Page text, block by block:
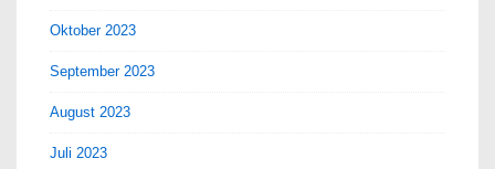
Oktober 2023
September 2023
August 2023
Juli 2023